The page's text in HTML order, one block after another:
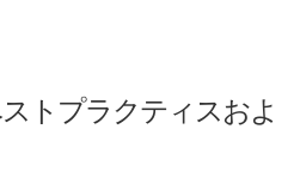
トプラクティスおよ